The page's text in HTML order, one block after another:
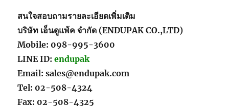
สนใจสอบถามรายละเอียดเพิ่มเติม
บริษัท เอ็นดูแพ้ค จำกัด (ENDUPAK CO.,LTD)
Mobile: 098-995-3600
LINE ID:endupak
Email: sales@endupak.com
Tel: 02-508-4324
Fax: 02-508-4325